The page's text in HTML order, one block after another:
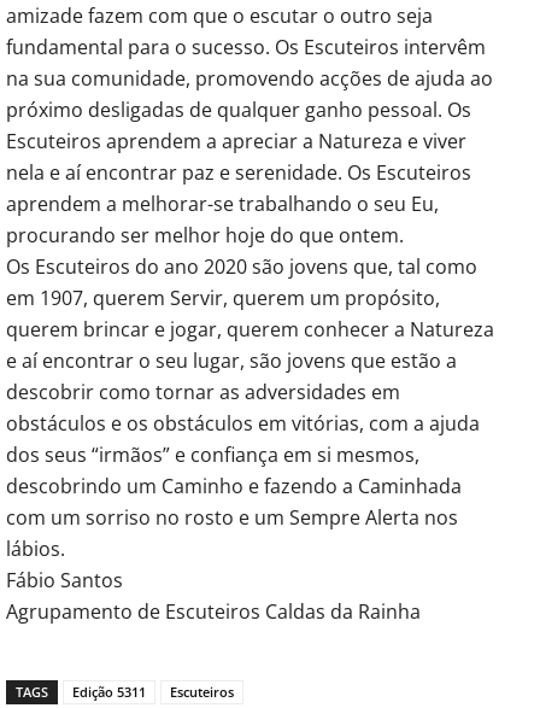
amizade fazem com que o escutar o outro seja
fundamental para o sucesso. Os Escuteiros intervêm
na sua comunidade, promovendo acções de ajuda ao
próximo desligadas de qualquer ganho pessoal. Os
Escuteiros aprendem a apreciar a Natureza e viver
nela e aí encontrar paz e serenidade. Os Escuteiros
aprendem a melhorar-se trabalhando o seu Eu,
procurando ser melhor hoje do que ontem.
Os Escuteiros do ano 2020 são jovens que, tal como
em 1907, querem Servir, querem um propósito,
querem brincar e jogar, querem conhecer a Natureza
e aí encontrar o seu lugar, são jovens que estão a
descobrir como tornar as adversidades em
obstáculos e os obstáculos em vitórias, com a ajuda
dos seus “irmãos” e confiança em si mesmos,
descobrindo um Caminho e fazendo a Caminhada
com um sorriso no rosto e um Sempre Alerta nos
lábios.
Fábio Santos
Agrupamento de Escuteiros Caldas da Rainha
TAGS Edição 5311 Escuteiros